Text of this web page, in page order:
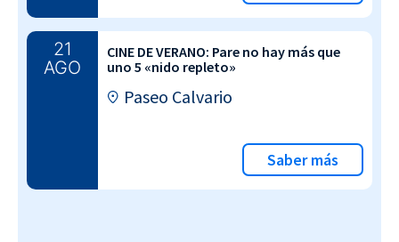
21
AGO
CINE DE VERANO: Pare no hay más que
uno 5 «nido repleto»
Paseo Calvario
Saber más